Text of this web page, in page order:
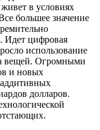
в условиях
большее значение
Идет цифровая
использование
вещей. Огромными
и новых
долларов.